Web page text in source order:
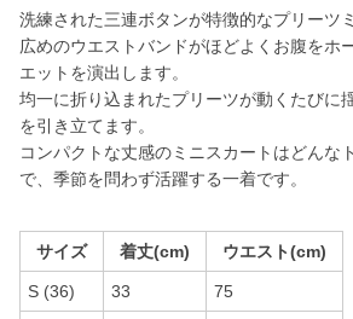
洗練された三連ボタンが特徴的なプリーツ
広めのウエストバンドがほどよくお腹をホ
エットを演出します。
均一に折り込まれたプリーツが動くたびに
を引き立てます。
コンパクトな丈感のミニスカートはどんな
で、季節を問わず活躍する一着です。
サイズ 着丈(cm) ウエスト(cm)
S (36) 33 75